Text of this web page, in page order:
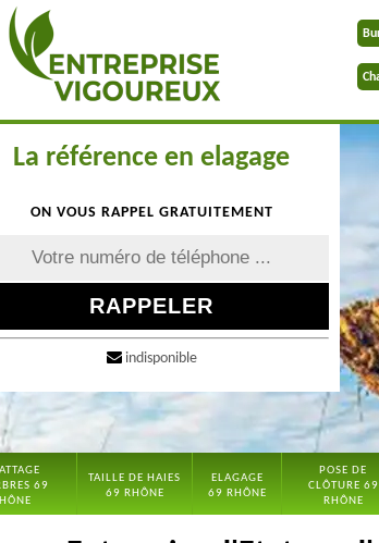
La référence en elagage
ON VOUS RAPPEL GRATUITEMENT
indisponible
69
TAILLE DE HAIES
69 RHÔNE
ELAGAGE
69 RHÔNE
POSE DE
CLÔTURE 69
RHÔNE